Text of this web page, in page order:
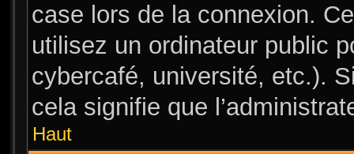
case lors de la connexion.
utilisez un ordinateur public
cybercafé, université, etc.).
cela signifie que
Haut